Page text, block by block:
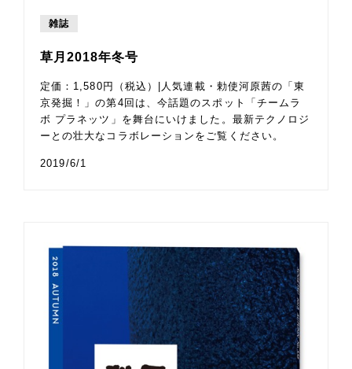
雑誌
草月2018年冬号
定価：1,580円（税込）|人気連載・勅使河原茜の「東
京発掘！」の第4回は、今話題のスポット「チームラ
ボ プラネッツ」を舞台にいけました。最新テクノロジ
ーとの壮大なコラボレーションをご覧ください。
2019/6/1